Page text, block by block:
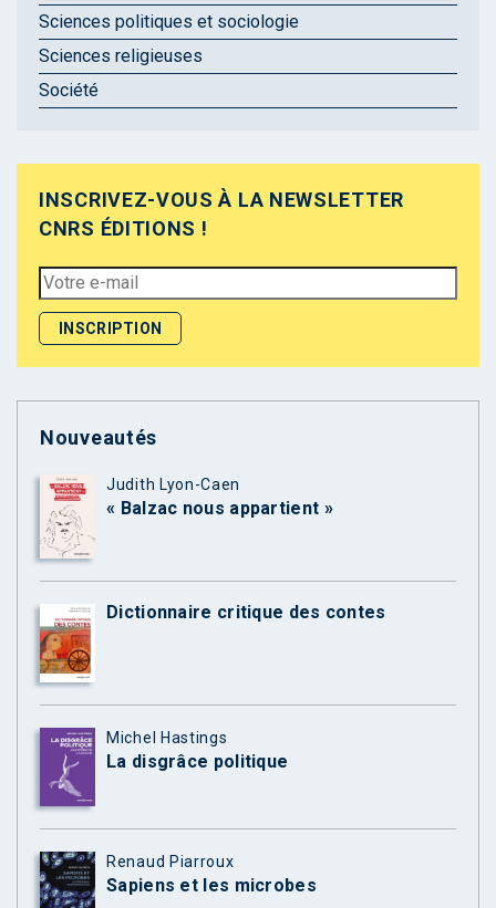
Sciences politiques et sociologie
Sciences religieuses
Société
INSCRIVEZ-VOUS À LA NEWSLETTER
CNRS ÉDITIONS !
Nouveautés
Judith Lyon-Caen
« Balzac nous appartient »
Dictionnaire critique des contes
Michel Hastings
La disgrâce politique
Renaud Piarroux
Sapiens et les microbes